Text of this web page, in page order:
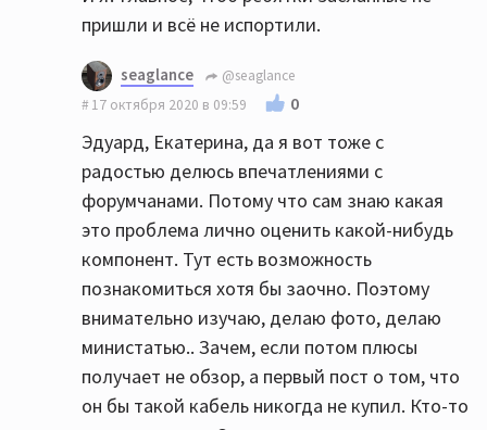
пришли и всё не испортили.
seaglance
@seaglance
17 октября 2020 в 09:59
0
Эдуард, Екатерина, да я вот тоже с
радостью делюсь впечатлениями с
форумчанами. Потому что сам знаю какая
это проблема лично оценить какой-нибудь
компонент. Тут есть возможность
познакомиться хотя бы заочно. Поэтому
внимательно изучаю, делаю фото, делаю
министатью.. Зачем, если потом плюсы
получает не обзор, а первый пост о том, что
он бы такой кабель никогда не купил. Кто-то